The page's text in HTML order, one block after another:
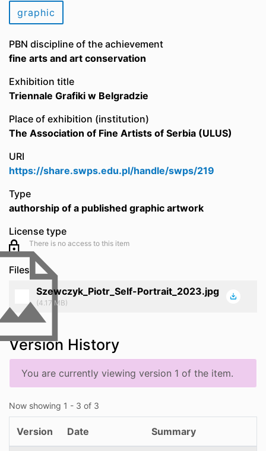
graphic
PBN discipline of the achievement
fine arts and art conservation
Exhibition title
Triennale Grafiki w Belgradzie
Place of exhibition (institution)
The Association of Fine Artists of Serbia (ULUS)
URI
https://share.swps.edu.pl/handle/swps/219
Type
authorship of a published graphic artwork
License type
There is no access to this item
Files
Szewczyk_Piotr_Self-Portrait_2023.jpg
(4.17 MB)
Version History
You are currently viewing version 1 of the item.
Now showing 1 - 3 of 3
Version Date Summary